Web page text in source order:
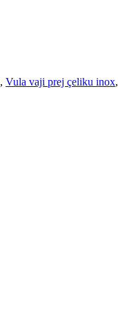
, Vula vaji prej çeliku inox,